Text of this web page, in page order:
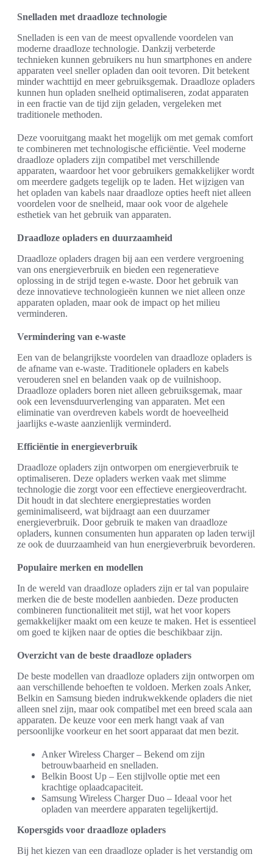
Snelladen met draadloze technologie
Snelladen is een van de meest opvallende voordelen van
moderne draadloze technologie. Dankzij verbeterde
technieken kunnen gebruikers nu hun smartphones en andere
apparaten veel sneller opladen dan ooit tevoren. Dit betekent
minder wachttijd en meer gebruiksgemak. Draadloze opladers
kunnen hun opladen snelheid optimaliseren, zodat apparaten
in een fractie van de tijd zijn geladen, vergeleken met
traditionele methoden.
Deze vooruitgang maakt het mogelijk om met gemak comfort
te combineren met technologische efficiëntie. Veel moderne
draadloze opladers zijn compatibel met verschillende
apparaten, waardoor het voor gebruikers gemakkelijker wordt
om meerdere gadgets tegelijk op te laden. Het wijzigen van
het opladen van kabels naar draadloze opties heeft niet alleen
voordelen voor de snelheid, maar ook voor de algehele
esthetiek van het gebruik van apparaten.
Draadloze opladers en duurzaamheid
Draadloze opladers dragen bij aan een verdere vergroening
van ons energieverbruik en bieden een regeneratieve
oplossing in de strijd tegen e-waste. Door het gebruik van
deze innovatieve technologieën kunnen we niet alleen onze
apparaten opladen, maar ook de impact op het milieu
verminderen.
Vermindering van e-waste
Een van de belangrijkste voordelen van draadloze opladers is
de afname van e-waste. Traditionele opladers en kabels
verouderen snel en belanden vaak op de vuilnishoop.
Draadloze opladers boren niet alleen gebruiksgemak, maar
ook een levensduurverlenging van apparaten. Met een
eliminatie van overdreven kabels wordt de hoeveelheid
jaarlijks e-waste aanzienlijk verminderd.
Efficiëntie in energieverbruik
Draadloze opladers zijn ontworpen om energieverbruik te
optimaliseren. Deze opladers werken vaak met slimme
technologie die zorgt voor een effectieve energieoverdracht.
Dit houdt in dat slechtere energieprestaties worden
geminimaliseerd, wat bijdraagt aan een duurzamer
energieverbruik. Door gebruik te maken van draadloze
opladers, kunnen consumenten hun apparaten op laden terwijl
ze ook de duurzaamheid van hun energieverbruik bevorderen.
Populaire merken en modellen
In de wereld van draadloze opladers zijn er tal van populaire
merken die de beste modellen aanbieden. Deze producten
combineren functionaliteit met stijl, wat het voor kopers
gemakkelijker maakt om een keuze te maken. Het is essentieel
om goed te kijken naar de opties die beschikbaar zijn.
Overzicht van de beste draadloze opladers
De beste modellen van draadloze opladers zijn ontworpen om
aan verschillende behoeften te voldoen. Merken zoals Anker,
Belkin en Samsung bieden indrukwekkende opladers die niet
alleen snel zijn, maar ook compatibel met een breed scala aan
apparaten. De keuze voor een merk hangt vaak af van
persoonlijke voorkeur en het soort apparaat dat men bezit.
Anker Wireless Charger – Bekend om zijn
betrouwbaarheid en snelladen.
Belkin Boost Up – Een stijlvolle optie met een
krachtige oplaadcapaciteit.
Samsung Wireless Charger Duo – Ideaal voor het
opladen van meerdere apparaten tegelijkertijd.
Kopersgids voor draadloze opladers
Bij het kiezen van een draadloze oplader is het verstandig om